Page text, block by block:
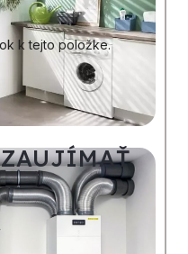
k tejto položke.